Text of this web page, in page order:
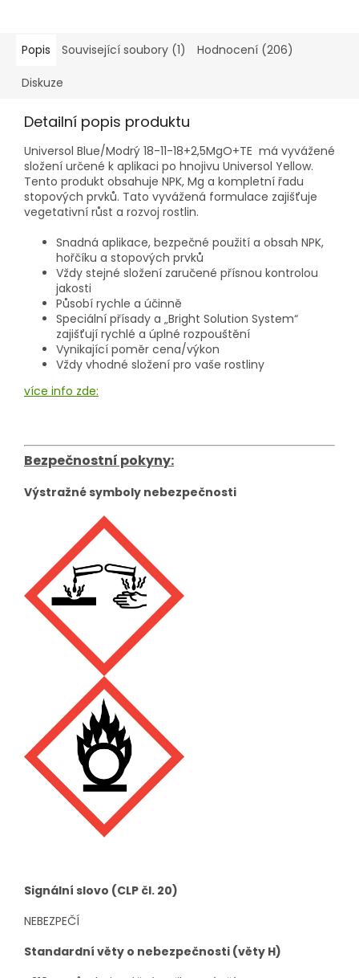
Popis Související soubory (1) Hodnocení (206)
Diskuze
Detailní popis produktu
Universol Blue/Modrý 18-11-18+2,5MgO+TE má vyvážené
složení určené k aplikaci po hnojivu Universol Yellow.
Tento produkt obsahuje NPK, Mg a kompletní řadu
stopových prvků. Tato vyvážená formulace zajišťuje
vegetativní růst a rozvoj rostlin.
Snadná aplikace, bezpečné použití a obsah NPK,
hořčíku a stopových prvků
Vždy stejné složení zaručené přísnou kontrolou
jakosti
Působí rychle a účinně
Speciální přísady a „Bright Solution System“
zajišťují rychlé a úplné rozpouštění
Vynikající poměr cena/výkon
Vždy vhodné složení pro vaše rostliny
více info zde:
Bezpečnostní pokyny:
Výstražné symboly nebezpečnosti
Signální slovo (CLP čl. 20)
NEBEZPEČÍ
Standardní věty o nebezpečnosti (věty H)